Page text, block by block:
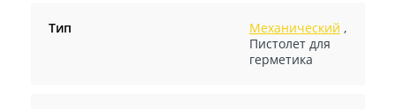
Тип Механический ,
Пистолет для
герметика